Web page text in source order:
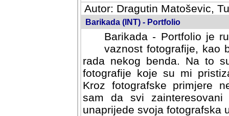
Autor: Dragutin Matoševic,
Barikada (INT) - Portfolio
Barikada - Portfolio je
vaznost fotografije, kao
rada nekog benda. Na to
fotografije koje su mi
fotografske primjere
svi zainteresovani
svoja fotografska umijeca.